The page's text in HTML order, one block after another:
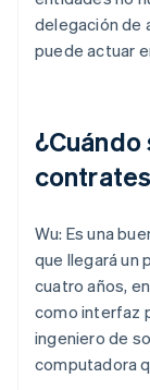
delegación de
puede actuar
Wu: Es una
que llegará un
cuatro años,
como interfaz
ingeniero de
computadora